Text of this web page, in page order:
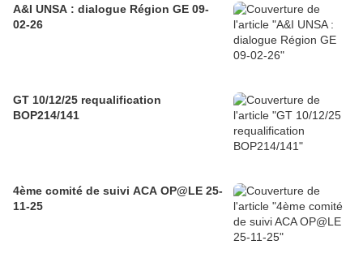
A&I UNSA : dialogue Région GE 09-
02-26
GT 10/12/25 requalification
BOP214/141
4ème comité de suivi ACA OP@LE 25-
11-25